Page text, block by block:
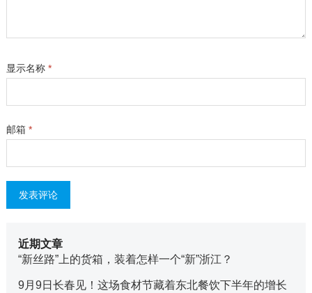
显示名称 *
邮箱 *
近期文章
“新丝路”上的货箱，装着怎样一个“新”浙江？
9月9日长春见！这场食材节藏着东北餐饮下半年的增长